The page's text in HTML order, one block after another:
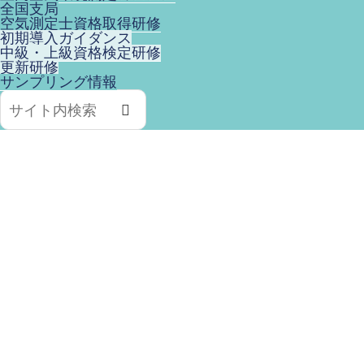
全国支局
空気測定士資格取得研修
初期導入ガイダンス
中級・上級資格検定研修
更新研修
サンプリング情報
検
索: